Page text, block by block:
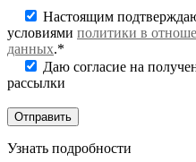
Настоящим
условиями политики в
данных.*
Даю согласие на
рассылки
Узнать подробности